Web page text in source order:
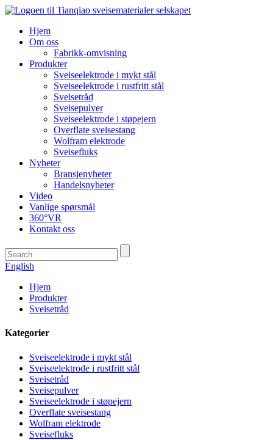
Hjem
Om oss
Fabrikk-omvisning
Produkter
Sveiseelektrode i mykt stål
Sveiseelektrode i rustfritt stål
Sveisetråd
Sveisepulver
Sveiseelektrode i støpejern
Overflate sveisestang
Wolfram elektrode
Sveisefluks
Nyheter
Bransjenyheter
Handelsnyheter
Video
Vanlige spørsmål
360°VR
Kontakt oss
English
Hjem
Produkter
Sveisetråd
Kategorier
Sveiseelektrode i mykt stål
Sveiseelektrode i rustfritt stål
Sveisetråd
Sveisepulver
Sveiseelektrode i støpejern
Overflate sveisestang
Wolfram elektrode
Sveisefluks